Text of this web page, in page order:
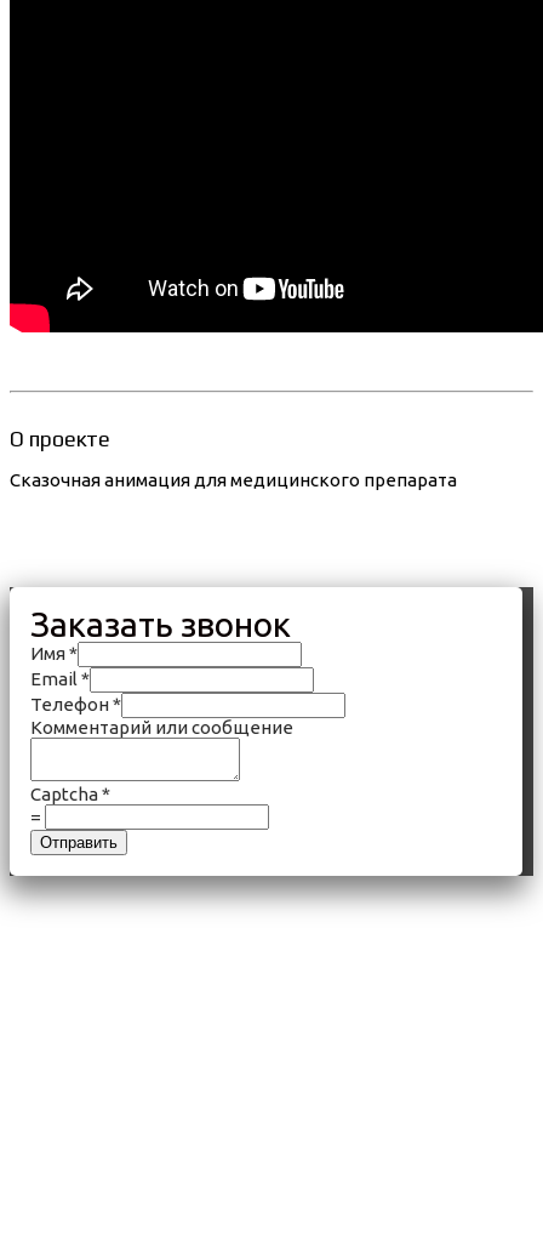
О проекте
Сказочная анимация для медицинского препарата
Заказать звонок
Имя*
Email *
Телефон*
Комментарий или сообщение
Captcha*
=
Отправить